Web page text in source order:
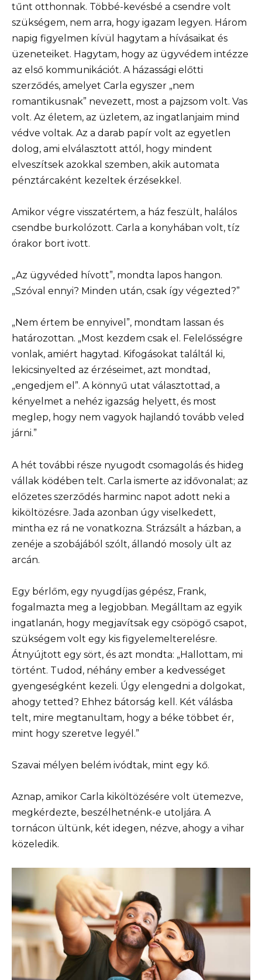
tűnt otthonnak. Többé-kevésbé a csendre volt
szükségem, nem arra, hogy igazam legyen. Három
napig figyelmen kívül hagytam a hívásaikat és
üzeneteiket. Hagytam, hogy az ügyvédem intézze
az első kommunikációt. A házassági előtti
szerződés, amelyet Carla egyszer „nem
romantikusnak” nevezett, most a pajzsom volt. Vas
volt. Az életem, az üzletem, az ingatlanjaim mind
védve voltak. Az a darab papír volt az egyetlen
dolog, ami elválasztott attól, hogy mindent
elveszítsek azokkal szemben, akik automata
pénztárcaként kezeltek érzésekkel.
Amikor végre visszatértem, a ház feszült, halálos
csendbe burkolózott. Carla a konyhában volt, tíz
órakor bort ivott.
„Az ügyvéded hívott”, mondta lapos hangon.
„Szóval ennyi? Minden után, csak így végezted?”
„Nem értem be ennyivel”, mondtam lassan és
határozottan. „Most kezdem csak el. Felelősségre
vonlak, amiért hagytad. Kifogásokat találtál ki,
lekicsinyelted az érzéseimet, azt mondtad,
„engedjem el”. A könnyű utat választottad, a
kényelmet a nehéz igazság helyett, és most
meglep, hogy nem vagyok hajlandó tovább veled
járni.”
A hét további része nyugodt csomagolás és hideg
vállak ködében telt. Carla ismerte az idővonalat; az
előzetes szerződés harminc napot adott neki a
kiköltözésre. Jada azonban úgy viselkedett,
mintha ez rá ne vonatkozna. Strázsált a házban, a
zenéje a szobájából szólt, állandó mosoly ült az
arcán.
Egy bérlőm, egy nyugdíjas gépész, Frank,
fogalmazta meg a legjobban. Megálltam az egyik
ingatlanán, hogy megjavítsak egy csöpögő csapot,
szükségem volt egy kis figyelemelterelésre.
Átnyújtott egy sört, és azt mondta: „Hallottam, mi
történt. Tudod, néhány ember a kedvességet
gyengeségként kezeli. Úgy elengedni a dolgokat,
ahogy tetted? Ehhez bátorság kell. Két válásba
telt, mire megtanultam, hogy a béke többet ér,
mint hogy szeretve legyél.”
Szavai mélyen belém ivódtak, mint egy kő.
Aznap, amikor Carla kiköltözésére volt ütemezve,
megkérdezte, beszélhetnénk-e utoljára. A
tornácon ültünk, két idegen, nézve, ahogy a vihar
közeledik.